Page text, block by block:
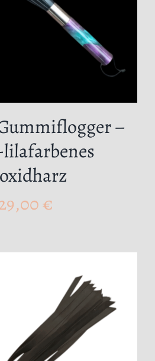
–
€